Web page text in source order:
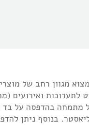
מגוון רחב של
לתערוכות ואירועים
מתמחה בהדפסה על בד
בנוסף ניתן